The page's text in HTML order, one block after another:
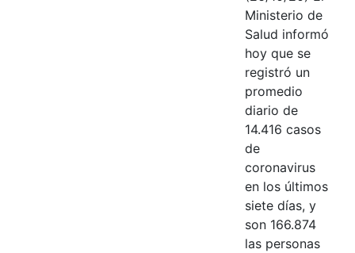
Ministerio de
Salud informó
hoy que se
registró un
promedio
diario de
14.416 casos
de
coronavirus
en los últimos
siete días, y
son 166.874
las personas